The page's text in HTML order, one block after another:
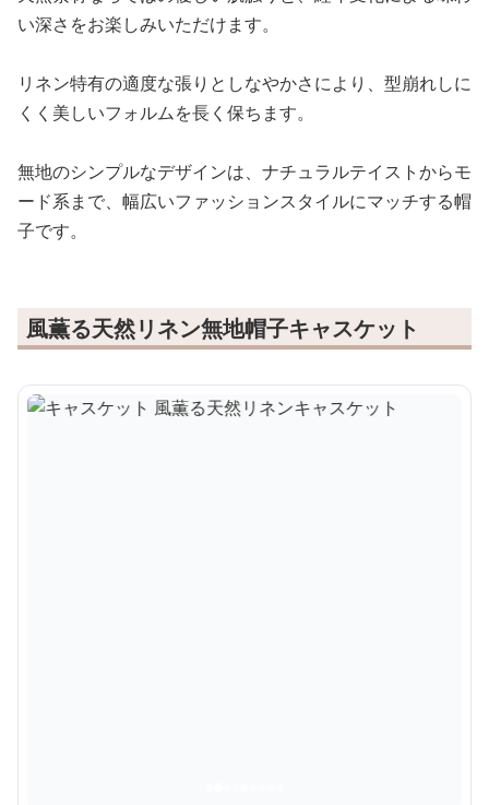
い深さをお楽しみいただけます。
リネン特有の適度な張りとしなやかさにより、型崩れしに
くく美しいフォルムを長く保ちます。
無地のシンプルなデザインは、ナチュラルテイストからモ
ード系まで、幅広いファッションスタイルにマッチする帽
子です。
風薫る天然リネン無地帽子キャスケット